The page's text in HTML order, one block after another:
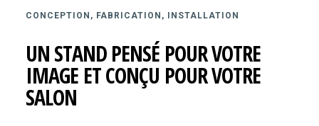
CONCEPTION, FABRICATION, INSTALLATION
UN STAND PENSÉ POUR VOTRE
IMAGE ET CONÇU POUR VOTRE
SALON